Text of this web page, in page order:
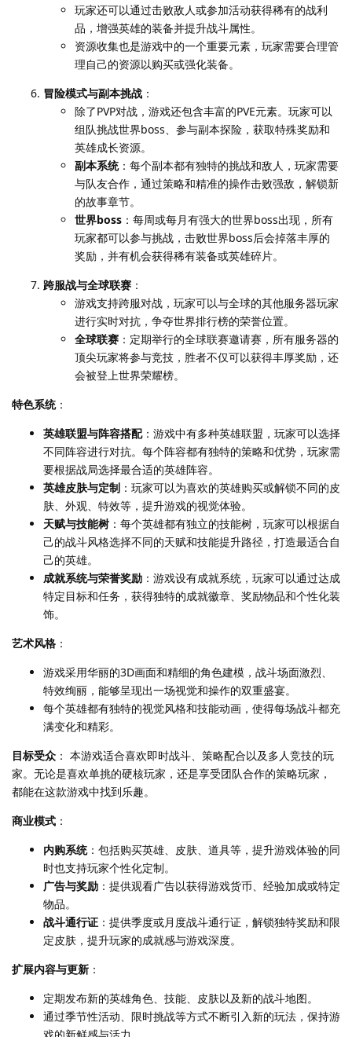
玩家还可以通过击败敌人或参加活动获得稀有的战利
品，增强英雄的装备并提升战斗属性。
资源收集也是游戏中的一个重要元素，玩家需要合理管
理自己的资源以购买或强化装备。
冒险模式与副本挑战 ：
除了PVP对战，游戏还包含丰富的PVE元素。玩家可以
组队挑战世界boss、参与副本探险，获取特殊奖励和
英雄成长资源。
副本系统：每个副本都有独特的挑战和敌人，玩家需要
与队友合作，通过策略和精准的操作击败强敌，解锁新
的故事章节。
世界boss ：每周或每月有强大的世界boss出现，所有
玩家都可以参与挑战，击败世界boss后会掉落丰厚的
奖励，并有机会获得稀有装备或英雄碎片。
跨服战与全球联赛 ：
游戏支持跨服对战，玩家可以与全球的其他服务器玩家
进行实时对抗，争夺世界排行榜的荣誉位置。
全球联赛 ：定期举行的全球联赛邀请赛，所有服务器的
顶尖玩家将参与竞技，胜者不仅可以获得丰厚奖励，还
会被登上世界荣耀榜。
特色系统：
英雄联盟与阵容搭配：游戏中有多种英雄联盟，玩家可以选择
不同阵容进行对抗。每个阵容都有独特的策略和优势，玩家需
要根据战局选择最合适的英雄阵容。
英雄皮肤与定制 ：玩家可以为喜欢的英雄购买或解锁不同的皮
肤、外观、特效等，提升游戏的视觉体验。
天赋与技能树 ：每个英雄都有独立的技能树，玩家可以根据自
己的战斗风格选择不同的天赋和技能提升路径，打造最适合自
己的英雄。
成就系统与荣誉奖励 ：游戏设有成就系统，玩家可以通过达成
特定目标和任务，获得独特的成就徽章、奖励物品和个性化装
饰。
艺术风格 ：
游戏采用华丽的3D画面和精细的角色建模，战斗场面激烈、
特效绚丽，能够呈现出一场视觉和操作的双重盛宴。
每个英雄都有独特的视觉风格和技能动画，使得每场战斗都充
满变化和精彩。
目标受众 ： 本游戏适合喜欢即时战斗、策略配合以及多人竞技的玩
家。无论是喜欢单挑的硬核玩家，还是享受团队合作的策略玩家，
都能在这款游戏中找到乐趣。
商业模式 ：
内购系统：包括购买英雄、皮肤、道具等，提升游戏体验的同
时也支持玩家个性化定制。
广告与奖励 ：提供观看广告以获得游戏货币、经验加成或特定
物品。
战斗通行证 ：提供季度或月度战斗通行证，解锁独特奖励和限
定皮肤，提升玩家的成就感与游戏深度。
扩展内容与更新 ：
定期发布新的英雄角色、技能、皮肤以及新的战斗地图。
通过季节性活动、限时挑战等方式不断引入新的玩法，保持游